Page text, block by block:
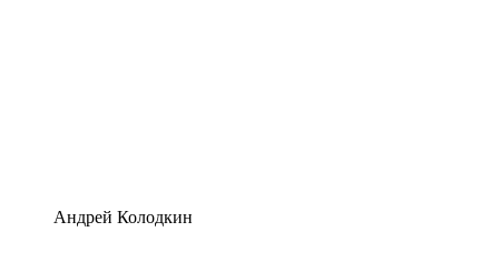
Андрей Колодкин